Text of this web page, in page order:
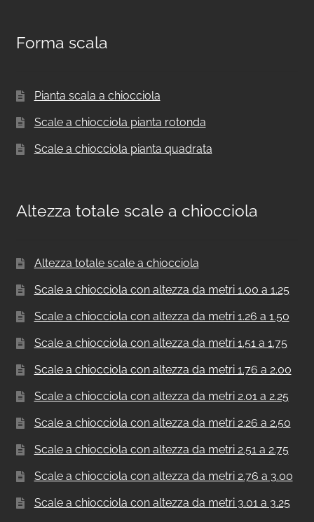
Forma scala
Pianta scala a chiocciola
Scale a chiocciola pianta rotonda
Scale a chiocciola pianta quadrata
Altezza totale scale a chiocciola
Altezza totale scale a chiocciola
Scale a chiocciola con altezza da metri 1.00 a 1.25
Scale a chiocciola con altezza da metri 1.26 a 1.50
Scale a chiocciola con altezza da metri 1.51 a 1.75
Scale a chiocciola con altezza da metri 1.76 a 2.00
Scale a chiocciola con altezza da metri 2.01 a 2.25
Scale a chiocciola con altezza da metri 2.26 a 2.50
Scale a chiocciola con altezza da metri 2.51 a 2.75
Scale a chiocciola con altezza da metri 2.76 a 3.00
Scale a chiocciola con altezza da metri 3.01 a 3.25